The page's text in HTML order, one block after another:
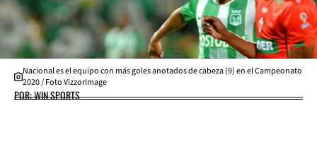
Nacional es el equipo con más goles anotados de cabeza (9) en el Campeonato
2020 / Foto VizzorImage
POR: WIN SPORTS